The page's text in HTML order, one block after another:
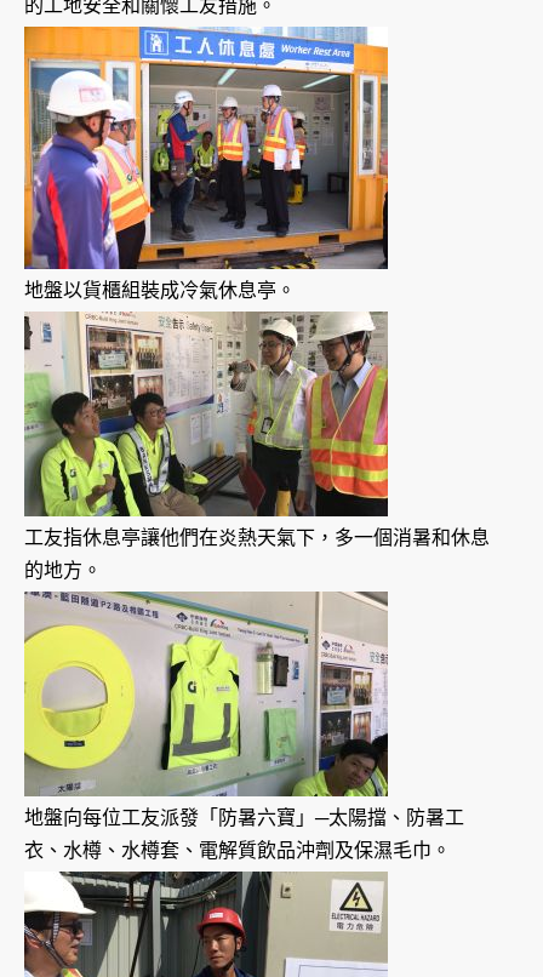
的工地安全和關懷工友措施。
地盤以貨櫃組裝成冷氣休息亭。
工友指休息亭讓他們在炎熱天氣下，多一個消暑和休息
的地方。
地盤向每位工友派發「防暑六寶」─太陽擋、防暑工
衣、水樽、水樽套、電解質飲品沖劑及保濕毛巾。